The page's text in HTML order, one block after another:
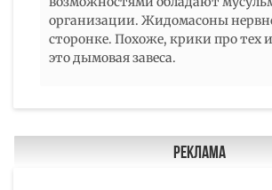
организации. Жидомасоны
сторонке. Похоже, крики про тех
это дымовая завеса.
Реклама